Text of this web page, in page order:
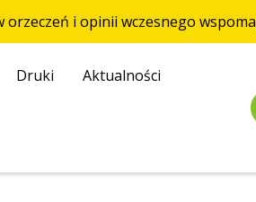
orzeczeń i opinii wczesnego
Druki Aktualności